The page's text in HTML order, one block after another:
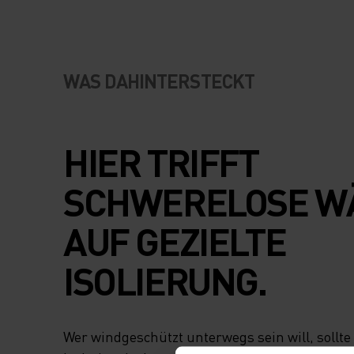
WAS DAHINTERSTECKT
HIER TRIFFT
SCHWERELOSE
AUF GEZIELTE
ISOLIERUNG.
Wer windgeschützt unterwegs sein will,